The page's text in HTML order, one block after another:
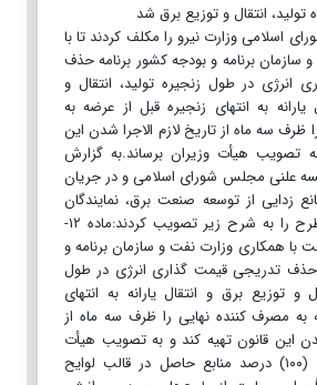
تولید، انتقال و توزیع برق شد
اسلامی وزارت نیرو را مکلف کردند تا با
سازمان برنامه و بودجه کشور برنامه حذف
انرژی در طول زنجیره تولید، انتقال و
به انتهای زنجیره قبل از عرضه به
ظرف سه ماه از تاریخ لازم الاجرا شدن این
تصویب هیأت وزیران برساند.به گزارش
علنی مجلس شورای اسلامی و در جریان
زدایی از توسعه صنعت برق، نمایندگان
مواد ۱۲ و ۱۳ این طرح را به شرح زیر تصویب کردند:ماده ۱۲-
با همکاری وزارت نفت و سازمان برنامه و
حذف تدریجی قیمت گذاری انرژی در طول
و توزیع برق و انتقال یارانه به انتهای
به مصرف کننده نهایی را ظرف سه ماه از
این قانون تهیه کند و به تصویب هیأت
وزیران برساند. صد (۱۰۰) درصد منابع حاصل در قالب لوایح